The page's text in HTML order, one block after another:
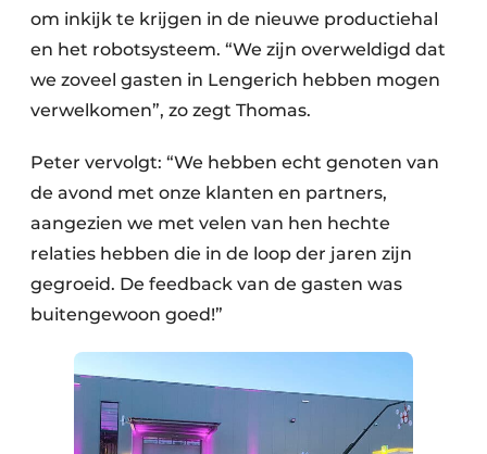
om inkijk te krijgen in de nieuwe productiehal
en het robotsysteem. “We zijn overweldigd dat
we zoveel gasten in Lengerich hebben mogen
verwelkomen”, zo zegt Thomas.
Peter vervolgt: “We hebben echt genoten van
de avond met onze klanten en partners,
aangezien we met velen van hen hechte
relaties hebben die in de loop der jaren zijn
gegroeid. De feedback van de gasten was
buitengewoon goed!”